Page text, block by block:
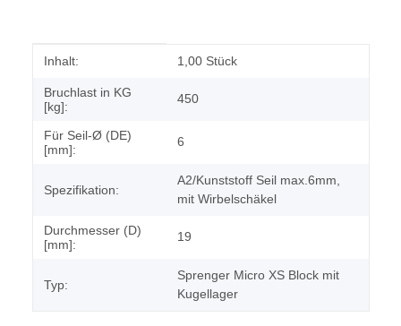
Produkteigenschaft
Wert
Inhalt: 1,00 Stück
Bruchlast in KG
[kg]:
450
Für Seil-Ø (DE)
[mm]:
6
Spezifikation:
A2/Kunststoff Seil max.6mm,
mit Wirbelschäkel
Durchmesser (D)
[mm]:
19
Typ:
Sprenger Micro XS Block mit
Kugellager